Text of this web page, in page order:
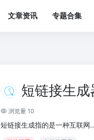
文章资讯 专题合集
短链接生成
浏览量 10
短链接生成指的是一种互联网